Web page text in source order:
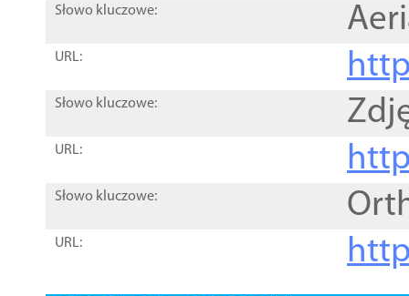
Słowo kluczowe:
URL:
Słowo kluczowe:
URL:
Słowo kluczowe:
URL: